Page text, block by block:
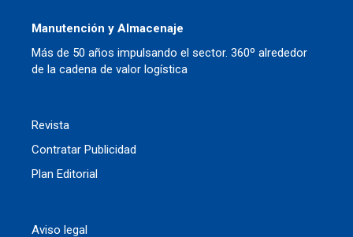
Manutención y Almacenaje
Más de 50 años impulsando el sector. 360º alrededor
de la cadena de valor logística
Revista
Contratar Publicidad
Plan Editorial
Aviso legal